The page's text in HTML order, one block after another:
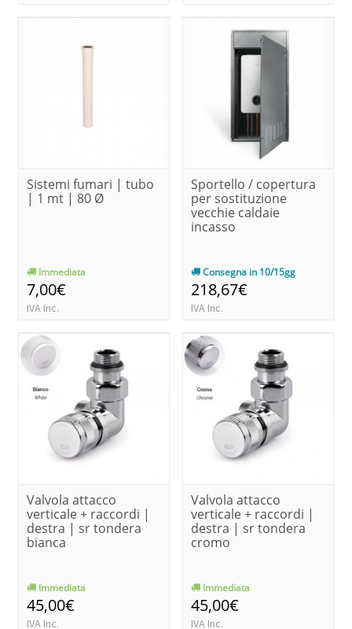
Sistemi fumari | tubo
| 1 mt | 80 Ø
Immediata
7,00€
IVA Inc.
Sportello / copertura
per sostituzione
vecchie caldaie
incasso
Consegna in 10/15gg
218,67€
IVA Inc.
Valvola attacco
verticale + raccordi |
destra | sr tondera
bianca
Immediata
45,00€
IVA Inc.
Valvola attacco
verticale + raccordi |
destra | sr tondera
cromo
Immediata
45,00€
IVA Inc.